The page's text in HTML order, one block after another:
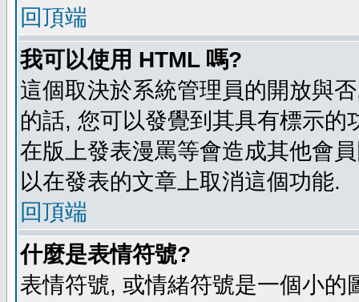
回頂端
我可以使用 HTML 嗎?
這個取決於系統管理員的開放與
的話, 您可以發覺到其具有標示
在版上發表漫罵等會造成其他會
以在發表的文章上取消這個功能.
回頂端
什麼是表情符號?
表情符號, 或情緒符號是一個小